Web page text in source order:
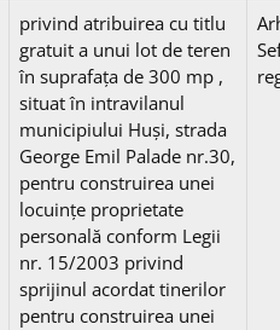
privind atribuirea cu titlu
gratuit a unui lot de teren
în suprafaţa de 300 mp ,
situat în intravilanul
municipiului Huşi, strada
George Emil Palade nr.30,
pentru construirea unei
locuinţe proprietate
personală conform Legii
nr. 15/2003 privind
sprijinul acordat tinerilor
pentru construirea unei